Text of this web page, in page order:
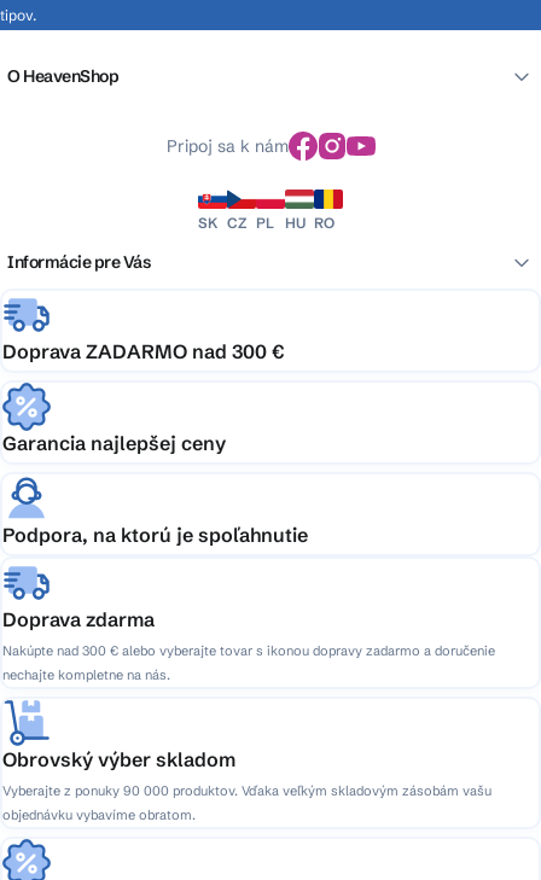
tipov.
O HeavenShop
Pripoj sa k nám
SK CZ PL HU RO
Informácie pre Vás
Doprava ZADARMO nad 300 €
Garancia najlepšej ceny
Podpora, na ktorú je spoľahnutie
Doprava zdarma
Nakúpte nad 300 € alebo vyberajte tovar s ikonou dopravy zadarmo a doručenie
nechajte kompletne na nás.
Obrovský výber skladom
Vyberajte z ponuky 90 000 produktov. Vďaka veľkým skladovým zásobám vašu
objednávku vybavíme obratom.